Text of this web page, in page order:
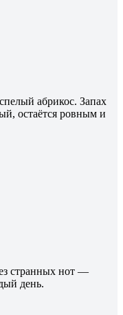
абрикос. Запах
остаётся ровным и
странных нот —
день.